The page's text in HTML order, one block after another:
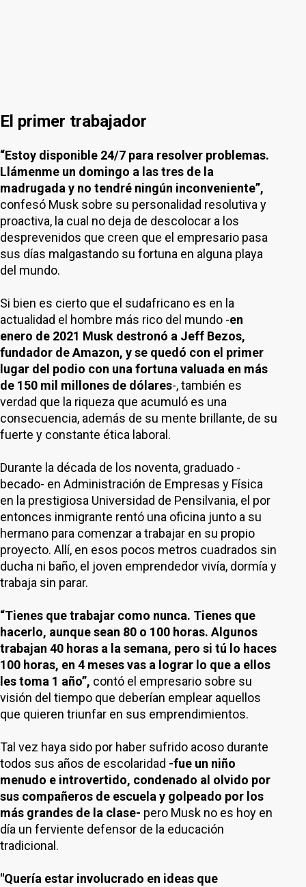
El primer trabajador
“Estoy disponible 24/7 para resolver problemas.
Llámenme un domingo a las tres de la
madrugada y no tendré ningún inconveniente”,
confesó Musk sobre su personalidad resolutiva y
proactiva, la cual no deja de descolocar a los
desprevenidos que creen que el empresario pasa
sus días malgastando su fortuna en alguna playa
del mundo.
Si bien es cierto que el sudafricano es en la
actualidad el hombre más rico del mundo -en
enero de 2021 Musk destronó a Jeff Bezos,
fundador de Amazon, y se quedó con el primer
lugar del podio con una fortuna valuada en más
de 150 mil millones de dólares-, también es
verdad que la riqueza que acumuló es una
consecuencia, además de su mente brillante, de su
fuerte y constante ética laboral.
Durante la década de los noventa, graduado -
becado- en Administración de Empresas y Física
en la prestigiosa Universidad de Pensilvania, el por
entonces inmigrante rentó una oficina junto a su
hermano para comenzar a trabajar en su propio
proyecto. Allí, en esos pocos metros cuadrados sin
ducha ni baño, el joven emprendedor vivía, dormía y
trabaja sin parar.
“Tienes que trabajar como nunca. Tienes que
hacerlo, aunque sean 80 o 100 horas. Algunos
trabajan 40 horas a la semana, pero si tú lo haces
100 horas, en 4 meses vas a lograr lo que a ellos
les toma 1 año”, contó el empresario sobre su
visión del tiempo que deberían emplear aquellos
que quieren triunfar en sus emprendimientos.
Tal vez haya sido por haber sufrido acoso durante
todos sus años de escolaridad -fue un niño
menudo e introvertido, condenado al olvido por
sus compañeros de escuela y golpeado por los
más grandes de la clase- pero Musk no es hoy en
día un ferviente defensor de la educación
tradicional.
"Quería estar involucrado en ideas que